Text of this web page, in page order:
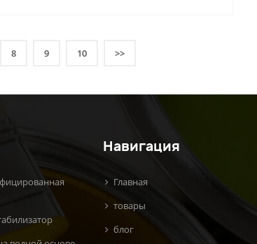
8 9 10 >>
Навигация
Главная
товары
блог